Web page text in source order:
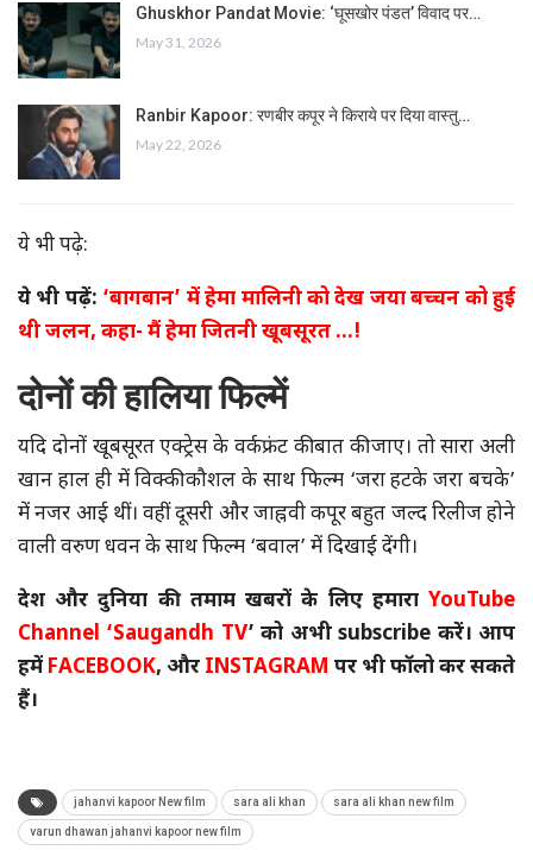
Ghuskhor Pandat Movie: ‘घूसखोर पंडत’ विवाद पर…
May 31, 2026
Ranbir Kapoor: रणबीर कपूर ने किराये पर दिया वास्तु…
May 22, 2026
ये भी पढ़े:
ये भी पढ़ें: ‘बागबान’ में हेमा मालिनी को देख जया बच्चन को हुई
थी जलन, कहा- मैं हेमा जितनी खूबसूरत …!
दोनों की हालिया फिल्में
यदि दोनों खूबसूरत एक्ट्रेस के वर्कफ्रंट की बात की जाए। तो सारा अली
खान हाल ही में विक्की कौशल के साथ फिल्म ‘जरा हटके जरा बचके’
में नजर आई थीं। वहीं दूसरी और जाह्नवी कपूर बहुत जल्द रिलीज होने
वाली वरुण धवन के साथ फिल्म ‘बवाल’ में दिखाई देंगी।
देश और दुनिया की तमाम खबरों के लिए हमारा YouTube
Channel ‘Saugandh TV’ को अभी subscribe करें। आप
हमें FACEBOOK, और INSTAGRAM पर भी फॉलो कर सकते
हैं।
jahanvi kapoor New film sara ali khan sara ali khan new film
varun dhawan jahanvi kapoor new film